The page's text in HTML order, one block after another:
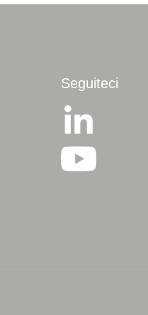
Seguiteci